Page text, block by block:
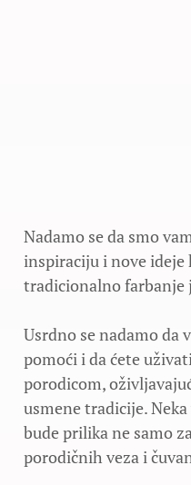
Nadamo se da smo
inspiraciju i nove ideje
tradicionalno farbanje
Usrdno se nadamo da
pomoći i da ćete
porodicom,
usmene tradicije.
bude prilika ne samo
porodičnih veza i